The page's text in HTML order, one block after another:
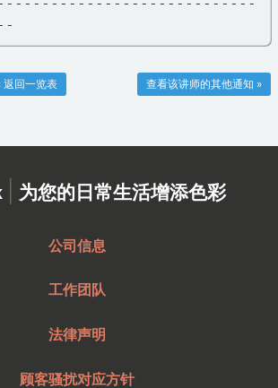
查看该讲师的其他通知 »
返回一览表
| 为您的日常生活增添色彩
公司信息
工作团队
法律声明
顾客骚扰对应方针